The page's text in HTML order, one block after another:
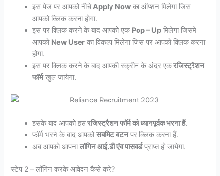
इस पेज पर आपको नीचेApply Now का ऑप्शन मिलेगा जिस
आपको क्लिक करना होगा.
इस पर क्लिक करने के बाद आपको एक Pop – Up मिलेगा जिसमे
आपको New User का विकल्प मिलेगा जिस पर आपको क्लिक करना
होगा.
इस पर क्लिक करने के बाद आपकी स्क्रीन के अंदर एकरजिस्ट्रैशन
फॉर्मखुल जायेगा.
इसके बाद आपको इसरजिस्ट्रैशन फॉर्म को ध्यानपूर्वक भरना हैं.
फॉर्म भरने के बाद आपकोसबमिट बटनपर क्लिक करना हैं.
अब आपको आपनालॉगिन आई.डी एंव पासवर्डप्राप्त हो जायेगा.
स्टेप 2 – लॉगिन करके आवेदन कैसे करे?